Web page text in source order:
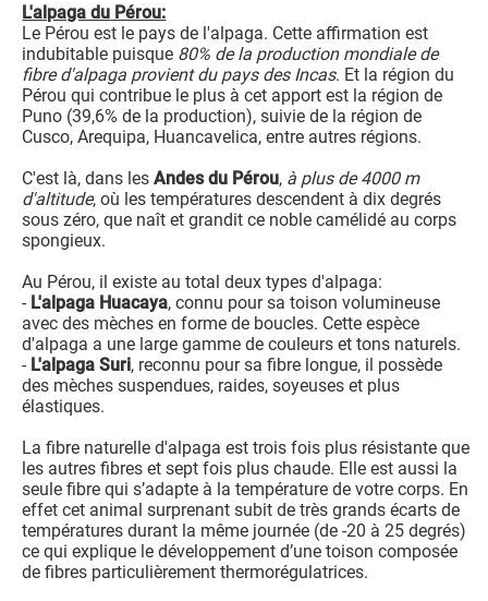
L'alpaga du Pérou:
Le Pérou est le pays de l'alpaga. Cette affirmation est
indubitable puisque 80% de la production mondiale de
fibre d'alpaga provient du pays des Incas. Et la région du
Pérou qui contribue le plus à cet apport est la région de
Puno (39,6% de la production), suivie de la région de
Cusco, Arequipa, Huancavelica, entre autres régions.
C'est là, dans lesAndes du Pérou, à plus de 4000 m
d'altitude, où les températures descendent à dix degrés
sous zéro, que naît et grandit ce noble camélidé au corps
spongieux.
Au Pérou, il existe au total deux types d'alpaga:
- L'alpaga Huacaya, connu pour sa toison volumineuse
avec des mèches en forme de boucles. Cette espèce
d'alpaga a une large gamme de couleurs et tons naturels.
- L'alpaga Suri, reconnu pour sa fibre longue, il possède
des mèches suspendues, raides, soyeuses et plus
élastiques.
La fibre naturelle d'alpaga est trois fois plus résistante que
les autres fibres et sept fois plus chaude. Elle est aussi la
seule fibre qui s’adapte à la température de votre corps. En
effet cet animal surprenant subit de très grands écarts de
températures durant la même journée (de -20 à 25 degrés)
ce qui explique le développement d’une toison composée
de fibres particulièrement thermorégulatrices.